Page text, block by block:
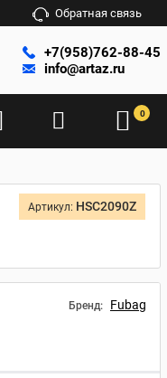
Обратная связь
+7(958)762-88-45
info@artaz.ru
0
Артикул: HSC2090Z
Бренд: Fubag